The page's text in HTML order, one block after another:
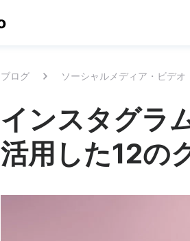
ブログ ソーシャルメディア・ビデオ
インスタグラ
活用した12の